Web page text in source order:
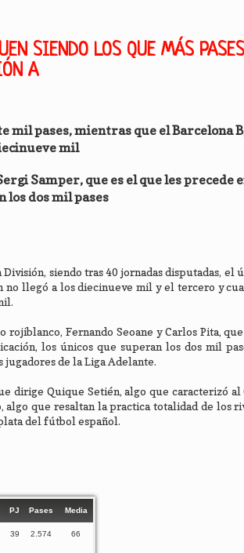
SIENDO LOS QUE MÁS
A
mil pases, mientras que el Barcelona
mil
Samper, que es el que les precede
los dos mil pases
siendo tras 40 jornadas disputadas, el
no llegó a los diecinueve mil y el tercero y
Fernando Seoane y Carlos Pita, que
los únicos que superan los dos mil
de la Liga Adelante.
dirige Quique Setién, algo que caracterizó al
que resaltan la practica totalidad de los
del fútbol español.
PJ Pases Media
39 2.574 66